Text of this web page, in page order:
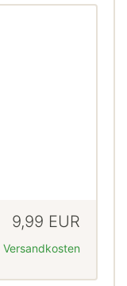
9,99 EUR
Versandkosten